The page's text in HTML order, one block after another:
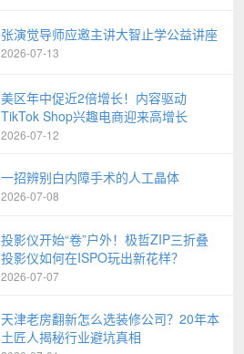
张演觉导师应邀主讲大智止学公益讲座
2026-07-13
美区年中促近2倍增长！内容驱动
TikTok Shop兴趣电商迎来高增长
2026-07-12
一招辨别白内障手术的人工晶体
2026-07-08
投影仪开始“卷”户外！极哲ZIP三折叠
投影仪如何在ISPO玩出新花样？
2026-07-07
天津老房翻新怎么选装修公司？20年本
土匠人揭秘行业避坑真相